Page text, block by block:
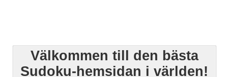
Välkommen till den bästa
Sudoku-hemsidan i världen!